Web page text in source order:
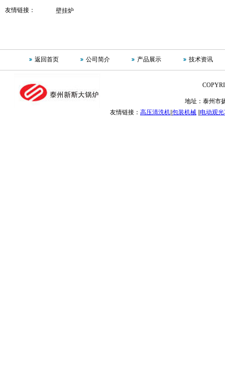
友情链接： 壁挂炉
返回首页 公司简介 产品展示 技术资讯
地址：泰州市
友情链接： 高压清洗机 包装机械 电动观